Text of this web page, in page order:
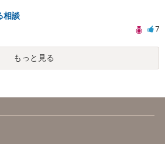
相談
7
もっと見る